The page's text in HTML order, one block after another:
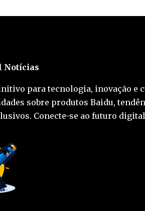
Notícias
para tecnologia, inovação e
sobre produtos Baidu,
Conecte-se ao futuro